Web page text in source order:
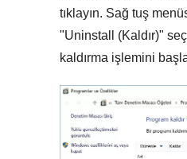
tıklayın. Sağ tuş
"Uninstall (Kaldır)"
kaldırma işlemini